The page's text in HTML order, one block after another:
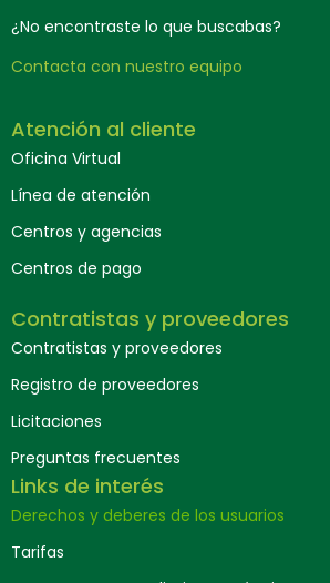
¿No encontraste lo que buscabas?
Contacta con nuestro equipo
Atención al cliente
Oficina Virtual
Línea de atención
Centros y agencias
Centros de pago
Contratistas y proveedores
Contratistas y proveedores
Registro de proveedores
Licitaciones
Preguntas frecuentes
Links de interés
Derechos y deberes de los usuarios
Tarifas